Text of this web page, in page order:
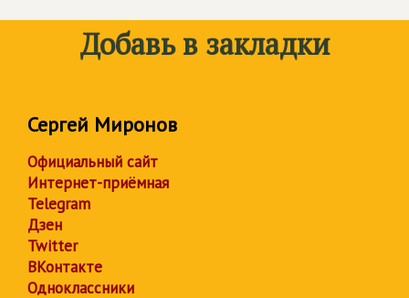
Добавь в закладки
Сергей Миронов
Официальный сайт
Интернет-приёмная
Telegram
Дзен
Twitter
ВКонтакте
Одноклассники